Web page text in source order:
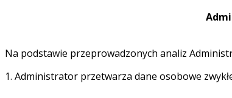
Na podstawie przeprowadzonych analiz
1. Administrator przetwarza dane osobowe